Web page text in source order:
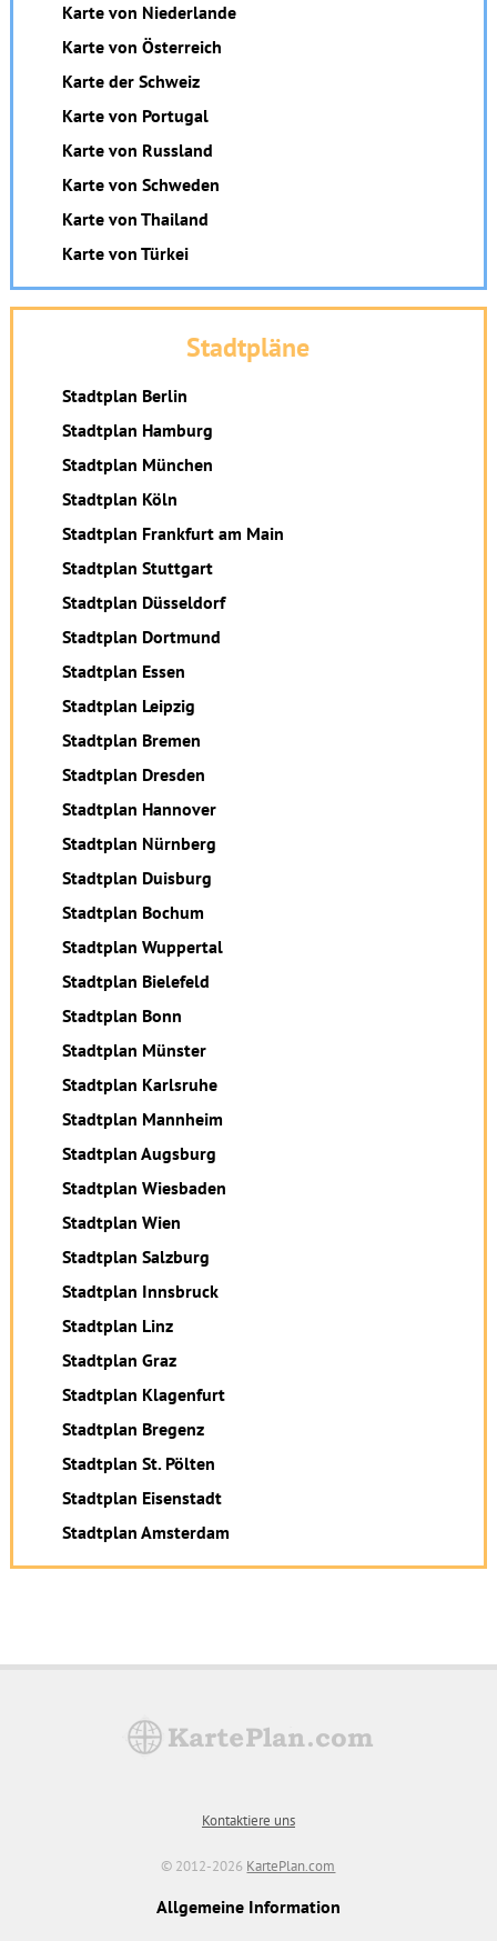
Karte von Niederlande
Karte von Österreich
Karte der Schweiz
Karte von Portugal
Karte von Russland
Karte von Schweden
Karte von Thailand
Karte von Türkei
Stadtpläne
Stadtplan Berlin
Stadtplan Hamburg
Stadtplan München
Stadtplan Köln
Stadtplan Frankfurt am Main
Stadtplan Stuttgart
Stadtplan Düsseldorf
Stadtplan Dortmund
Stadtplan Essen
Stadtplan Leipzig
Stadtplan Bremen
Stadtplan Dresden
Stadtplan Hannover
Stadtplan Nürnberg
Stadtplan Duisburg
Stadtplan Bochum
Stadtplan Wuppertal
Stadtplan Bielefeld
Stadtplan Bonn
Stadtplan Münster
Stadtplan Karlsruhe
Stadtplan Mannheim
Stadtplan Augsburg
Stadtplan Wiesbaden
Stadtplan Wien
Stadtplan Salzburg
Stadtplan Innsbruck
Stadtplan Linz
Stadtplan Graz
Stadtplan Klagenfurt
Stadtplan Bregenz
Stadtplan St. Pölten
Stadtplan Eisenstadt
Stadtplan Amsterdam
Kontaktiere uns
© 2012-2026 KartePlan.com
Allgemeine Information